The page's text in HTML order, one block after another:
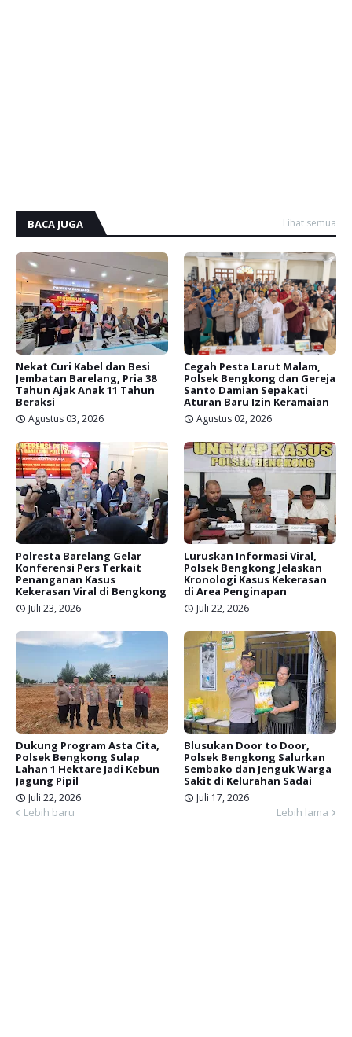
BACA JUGA Lihat semua
Nekat Curi Kabel dan Besi
Jembatan Barelang, Pria 38
Tahun Ajak Anak 11 Tahun
Beraksi
Agustus 03, 2026
Cegah Pesta Larut Malam,
Polsek Bengkong dan Gereja
Santo Damian Sepakati
Aturan Baru Izin Keramaian
Agustus 02, 2026
Polresta Barelang Gelar
Konferensi Pers Terkait
Penanganan Kasus
Kekerasan Viral di Bengkong
Juli 23, 2026
Luruskan Informasi Viral,
Polsek Bengkong Jelaskan
Kronologi Kasus Kekerasan
di Area Penginapan
Juli 22, 2026
Dukung Program Asta Cita,
Polsek Bengkong Sulap
Lahan 1 Hektare Jadi Kebun
Jagung Pipil
Juli 22, 2026
Blusukan Door to Door,
Polsek Bengkong Salurkan
Sembako dan Jenguk Warga
Sakit di Kelurahan Sadai
Juli 17, 2026
Lebih baru Lebih lama